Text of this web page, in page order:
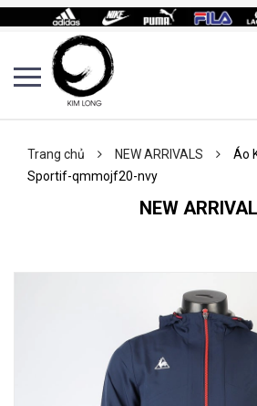
Trang chủ NEW ARRIVALS
Áo
Sportif-qmmojf20-nvy
NEW